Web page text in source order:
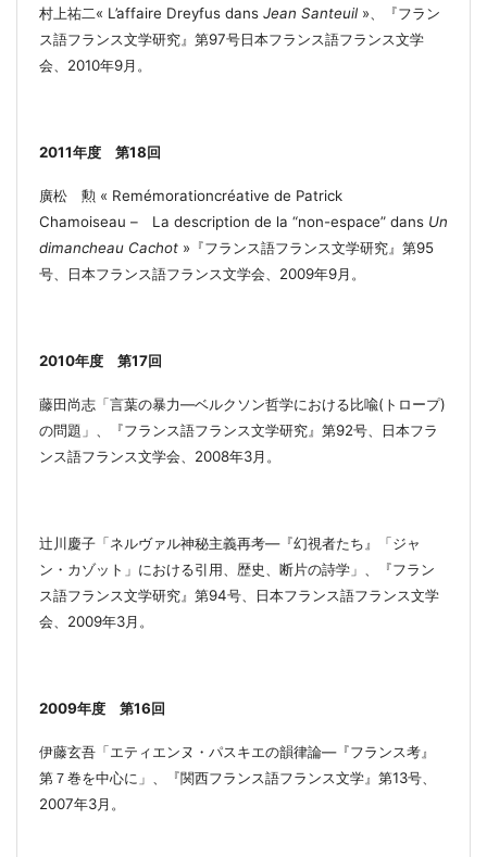
村上祐二« L’affaire Dreyfus dans Jean Santeuil » 『フラン
ス語フランス文学研究』第97号日本フランス語フランス文学
会、 2010年9月 。
2011年度 第18回
廣松 勲 « Remémorationcréative de Patrick
Chamoiseau –
La description de la “non-espace” dans Un
dimancheau Cachot » 『フランス語フランス文学研究』第95
号
日本フランス語フランス文学会、 2009年9月 。
2010年度 第17回
藤田尚志「言葉の暴力―ベルクソン哲学における比喩( トロープ)
の問題」、『フランス語フランス文学研究』第92号、日本フラ
ンス語フランス文学会、 2008年3月。
辻川慶子「ネルヴァル神秘主義再考―『幻視者たち』「ジャ
ン・カゾット」における引用、歴史、断片の詩学」、『フラン
ス語フランス文学研究』第94号、日本フランス語フランス文学
会、 2009年3月 。
2009年度 第16回
伊藤玄吾「エティエンヌ・パスキエの韻律論―『フランス考』
第７巻を中心に」
、『関西フランス語フランス文学』第13号、
2007年3月。